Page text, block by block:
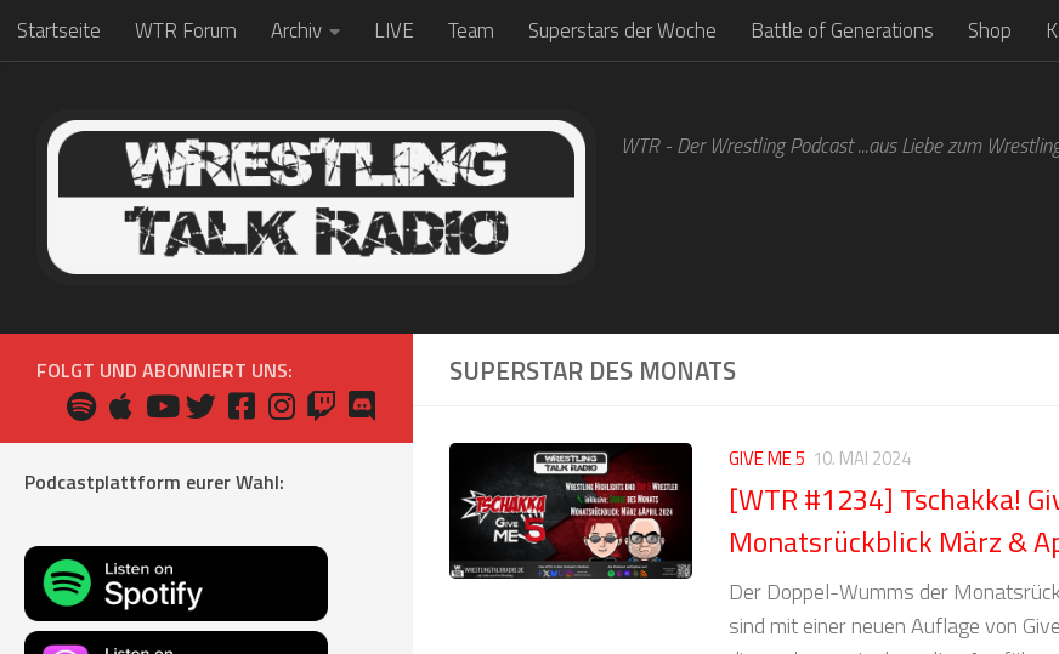
Zum Inhalt springen
Startseite WTR Forum Archiv LIVE Team Superstars der Woche Battle of Generations Shop
WTR - Der Wrestling Podcast ...aus Liebe zum
SUPERSTAR DES MONATS
GIVE ME 5 10. MAI 2024
[WTR #1234] Tschakka!
Monatsrückblick März &
Der Doppel-Wumms der
sind mit einer neuen Auflage von
FOLGT UND ABONNIERT UNS:
Podcastplattform eurer Wahl: